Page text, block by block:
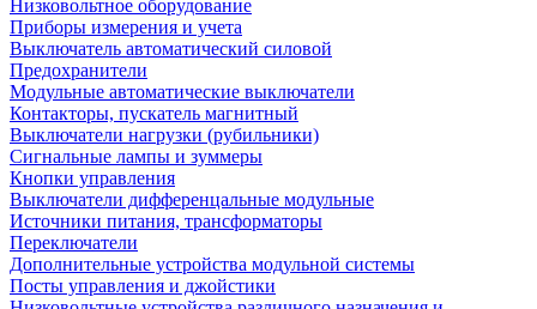
Низковольтное оборудование
Приборы измерения и учета
Выключатель автоматический силовой
Предохранители
Модульные автоматические выключатели
Контакторы, пускатель магнитный
Выключатели нагрузки (рубильники)
Сигнальные лампы и зуммеры
Кнопки управления
Выключатели дифференцальные модульные
Источники питания, трансформаторы
Переключатели
Дополнительные устройства модульной системы
Посты управления и джойстики